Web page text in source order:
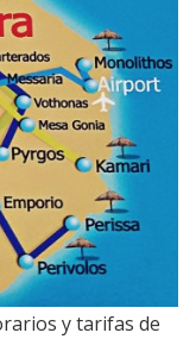
y tarifas de